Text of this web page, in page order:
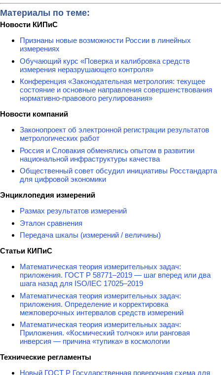
Материалы по теме:
Новости КИПиС
Признаны новые возможности России в линейных
измерениях
Обучающий курс «Поверка и калибровка средств
измерения неразрушающего контроля»
Конференция «Законодательная метрология: текущее
состояние и основные направления совершенствования
нормативно-правового регулирования»
Новости компаний
Законопроект об электронной регистрации результатов
метрологических работ
Россия и Словакия обменялись опытом в развитии
национальной инфраструктуры качества
Общественный совет обсудил инициативы Росстандарта
для цифровой экономики
Энциклопедия измерений
Размах результатов измерений
Эталон сравнения
Передача шкалы (измерений / величины)
Статьи КИПиС
Математическая теория измерительных задач:
приложения. ГОСТ Р 58771–2019 — шаг вперед или два
шага назад для ISO/IEC 17025–2019
Математическая теория измерительных задач:
приложения. Определение и корректировка
межповерочных интервалов средств измерений
Математическая теория измерительных задач:
Приложения. «Космический толчок» или ранговая
инверсия — причина «тупика» в космологии
Технические регламенты
Новый ГОСТ Р Государственная поверочная схема для